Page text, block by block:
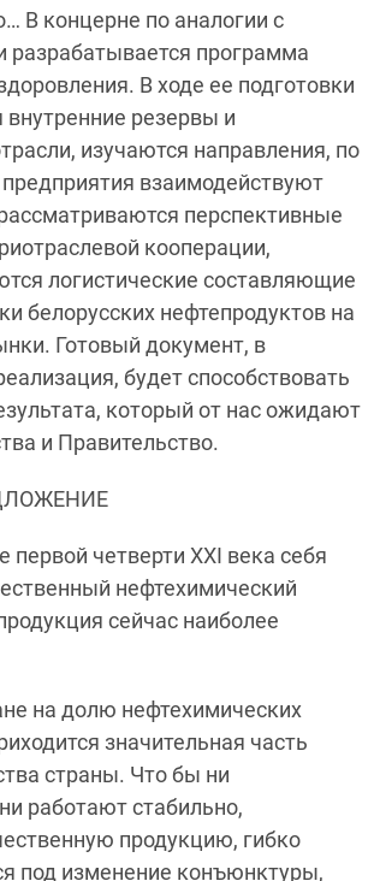
В концерне по аналогии с
разрабатывается программа
В ходе ее подготовки
внутренние резервы и
изучаются направления, по
взаимодействуют
перспективные
кооперации,
логистические составляющие
белорусских нефтепродуктов на
Готовый документ, в
будет способствовать
который от нас ожидают
и Правительство.
первой четверти XXI века себя
нефтехимический
сейчас наиболее
на долю нефтехимических
значительная часть
страны. Что бы ни
работают стабильно,
продукцию, гибко
под изменение конъюнктуры,